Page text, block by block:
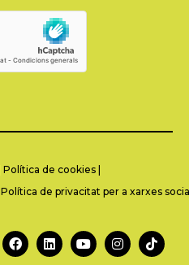
Política de cookies
Política de privacitat per a xarxes